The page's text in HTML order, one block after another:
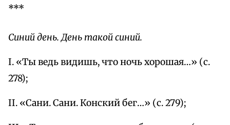
***
Синий день. День такой синий.
I. «Ты ведь видишь, что ночь хорошая…» (с.
278);
II. «Сани. Сани. Конский бег…» (с. 279);